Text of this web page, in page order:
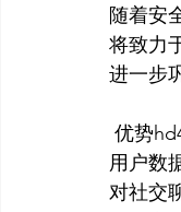
随着安
将致力
进一步
用户数
对社交